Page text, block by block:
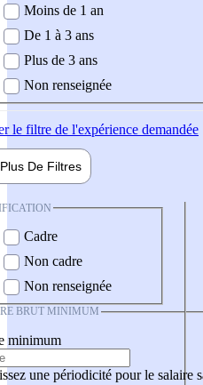
demandée
Moins de 1 an
De 1 à 3 ans
Plus de 3 ans
Non renseignée
le filtre de l'expérience demandée
Plus De Filtres
Cadre
Non cadre
Non renseignée
BRUT MINIMUM
minimum
une périodicité pour le salaire